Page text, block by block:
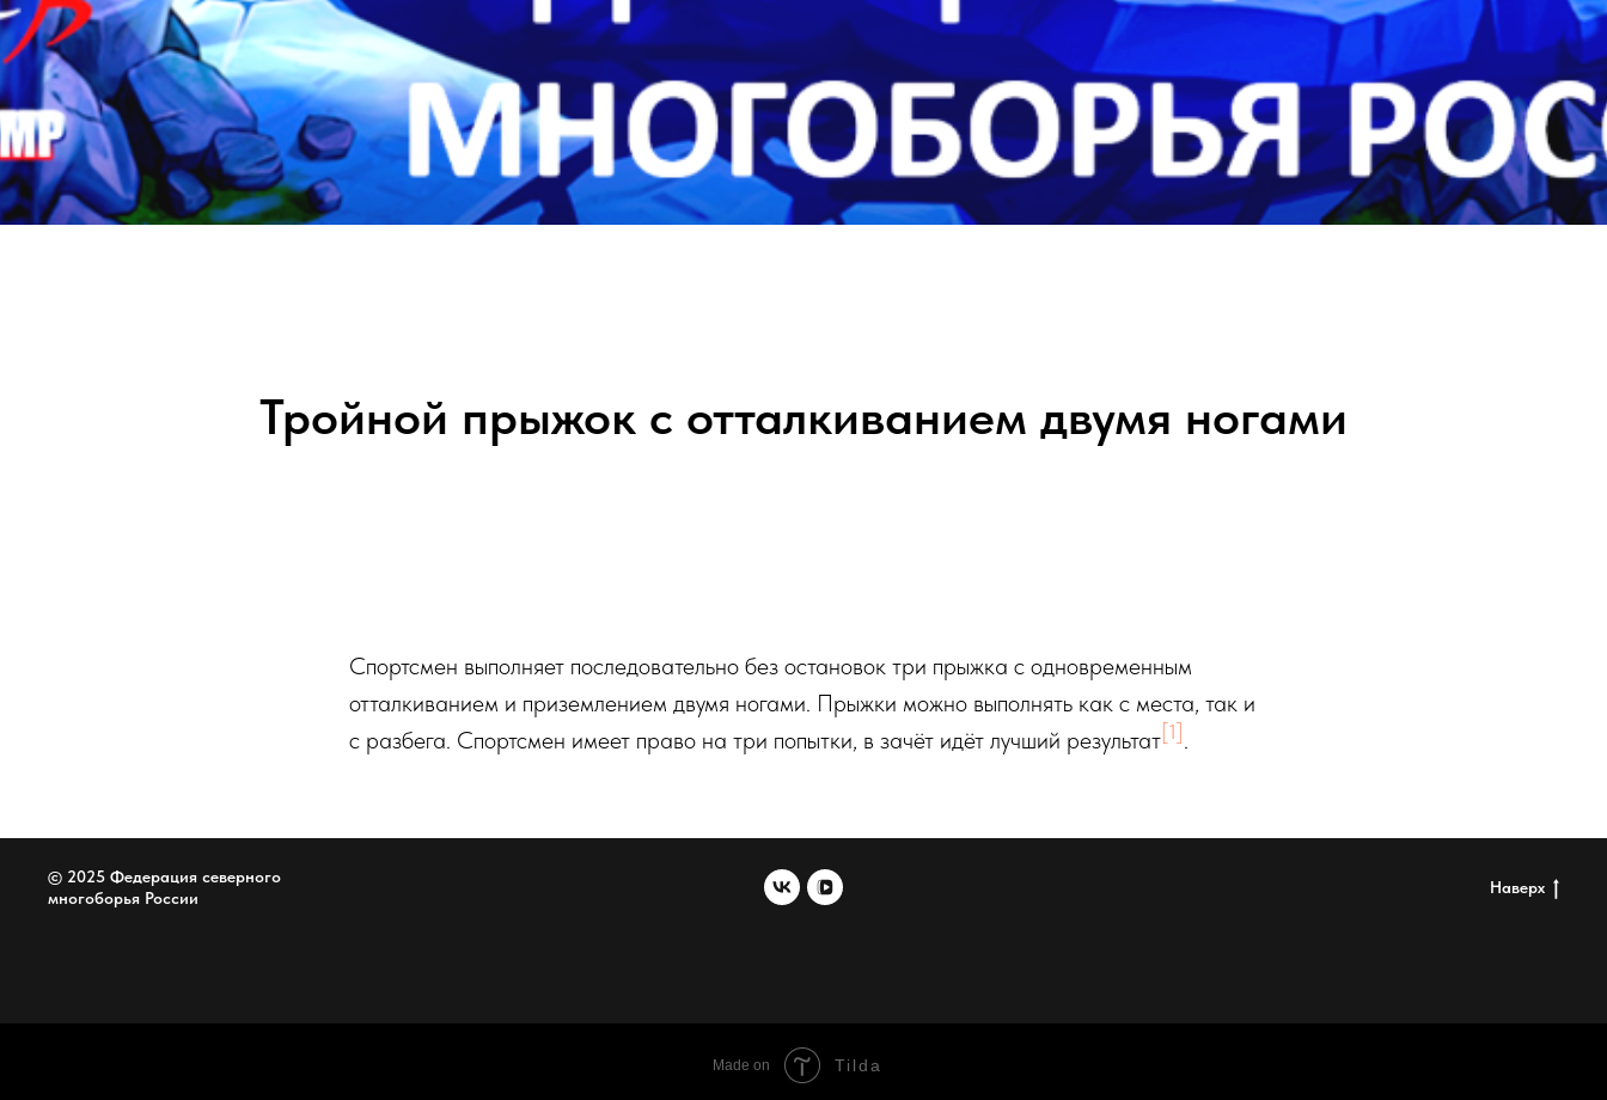
Тройной прыжок с отталкиванием двумя ногами
Спортсмен выполняет последовательно без остановок три прыжка с одновременным
отталкиванием и приземлением двумя ногами. Прыжки можно выполнять как с места, так и
с разбега. Спортсмен имеет право на три попытки, в зачёт идёт лучший результат [1] .
© 2025 Федерация северного
многоборья России
Наверх
Made on Tilda